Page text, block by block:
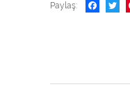
Paylaş